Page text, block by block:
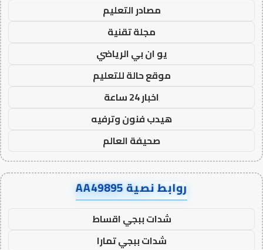
مصادر التعليم
مجلة تقنية
يو ان بي الرياضي
موقع حالة للتعليم
اخبار 24 ساعة
هيدب فنون وترفيه
صحيفة العالم
روابط نصية AA49895
شدات ببجي اقساط
شدات ببجي تمارا